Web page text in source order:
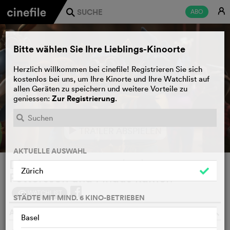
ABO E
j
TRAILER ABSPIELEN
Die Mucklas - und wie sie zu
Pettersson und Findus kamen
F
ALI SAMADI AHADI, DEUTSCHLAND, LUXEMBURG, 2022
Bitte wählen Sie Ihre Lieblings-Kinoorte
Herzlich willkommen bei cinefile! Registrieren Sie sich
kostenlos bei uns, um Ihre Kinorte und Ihre Watchlist auf
allen Geräten zu speichern und weitere Vorteile zu
geniessen: Zur Registrierung.
AKTUELLE AUSWAHL
Zürich
STÄDTE MIT MIND. 6 KINO-BETRIEBEN
Basel